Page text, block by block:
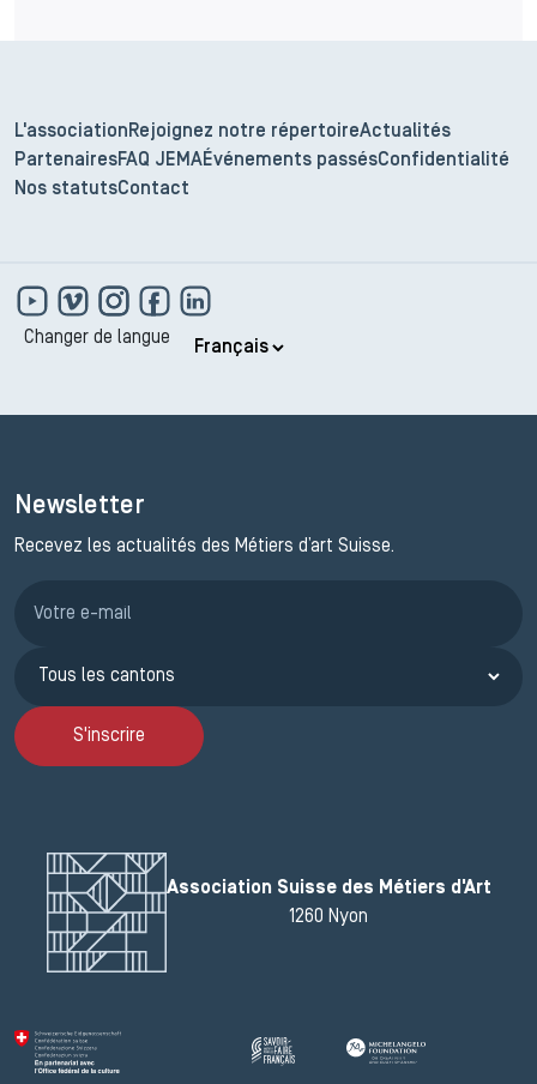
L'association Rejoignez notre répertoireActualités
PartenairesFAQ JEMAÉvénements passésConfidentialité
Nos statutsContact
Changer de langue
Newsletter
Recevez les actualités des Métiers d’art Suisse.
S'inscrire
Association Suisse des Métiers d'Art
1260 Nyon